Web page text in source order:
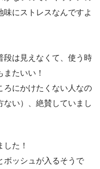
にストレスなんですよ
段は見えなくて、使う時
たいい！
ろにかけたくない人なの
ない）、絶賛していまし
た！
ボッシュが入るそうで